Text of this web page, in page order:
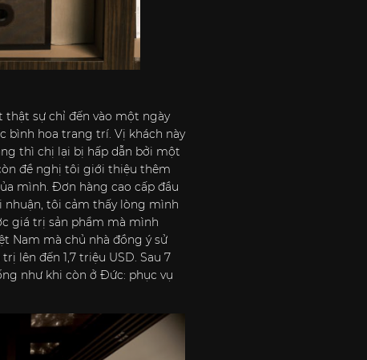
sự chỉ đến vào một ngày
bình hoa trang trí. Vị khách này
thì chị lại bị hấp dẫn bởi một
đề nghị tôi giới thiệu thêm
mình. Đơn hàng cao cấp đầu
nhuận, tôi cảm thấy lòng mình
giá trị sản phẩm mà mình
Nam mà chủ nhà đồng ý sử
lên đến 1,7 triệu USD. Sau 7
như khi còn ở Đức: phục vụ